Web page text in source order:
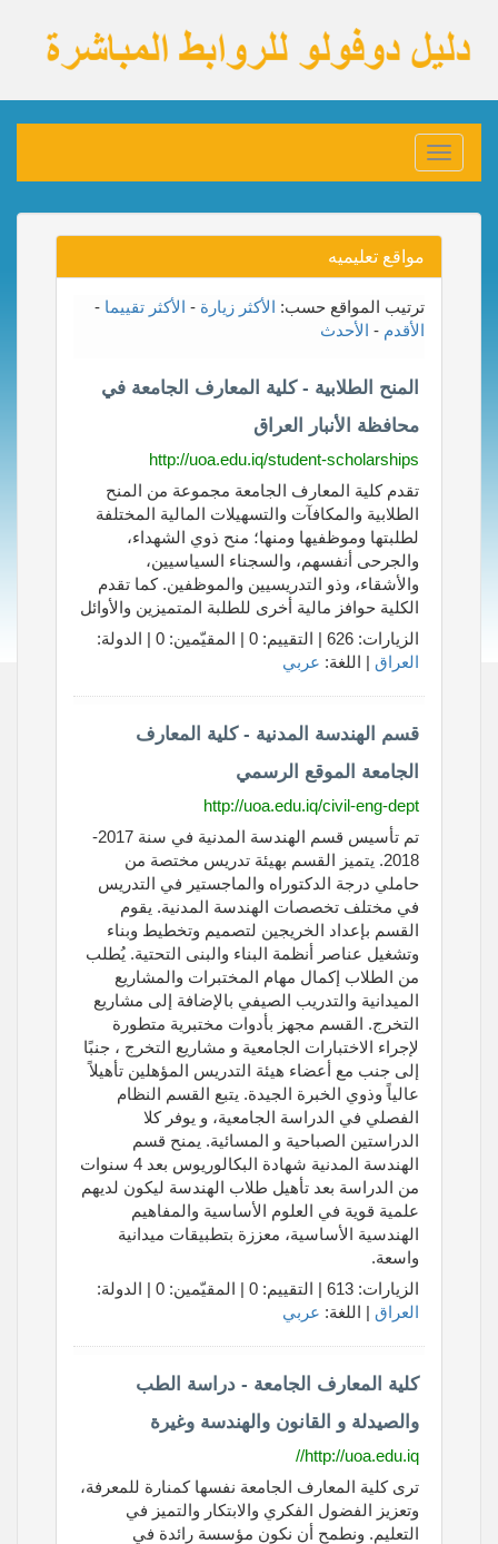
Toggle
navigation
مواقع تعليميه
ترتيب المواقع حسب: الأكثر زيارة - الأكثر تقييما -
الأقدم - الأحدث
المنح الطلابية - كلية المعارف الجامعة في
محافظة الأنبار العراق
http://uoa.edu.iq/student-scholarships
تقدم كلية المعارف الجامعة مجموعة من المنح
الطلابية والمكافآت والتسهيلات المالية المختلفة
لطلبتها وموظفيها ومنها؛ منح ذوي الشهداء،
والجرحى أنفسهم، والسجناء السياسيين،
والأشقاء، وذو التدريسيين والموظفين. كما تقدم
الكلية حوافز مالية أخرى للطلبة المتميزين والأوائل
الزيارات: 626 | التقييم: 0 | المقيّمين: 0 | الدولة:
العراق | اللغة: عربي
قسم الهندسة المدنية - كلية المعارف
الجامعة الموقع الرسمي
http://uoa.edu.iq/civil-eng-dept
تم تأسيس قسم الهندسة المدنية في سنة 2017-
2018. يتميز القسم بهيئة تدريس مختصة من
حاملي درجة الدكتوراه والماجستير في التدريس
في مختلف تخصصات الهندسة المدنية. يقوم
القسم بإعداد الخريجين لتصميم وتخطيط وبناء
وتشغيل عناصر أنظمة البناء والبنى التحتية. يُطلب
من الطلاب إكمال مهام المختبرات والمشاريع
الميدانية والتدريب الصيفي بالإضافة إلى مشاريع
التخرج. القسم مجهز بأدوات مختبرية متطورة
لإجراء الاختبارات الجامعية و مشاريع التخرج ، جنبًا
إلى جنب مع أعضاء هيئة التدريس المؤهلين تأهيلاً
عالياً وذوي الخبرة الجيدة. يتبع القسم النظام
الفصلي في الدراسة الجامعية، و يوفر كلا
الدراستين الصباحية و المسائية. يمنح قسم
الهندسة المدنية شهادة البكالوريوس بعد 4 سنوات
من الدراسة بعد تأهيل طلاب الهندسة ليكون لديهم
علمية قوية في العلوم الأساسية والمفاهيم
الهندسية الأساسية، معززة بتطبيقات ميدانية
واسعة.
الزيارات: 613 | التقييم: 0 | المقيّمين: 0 | الدولة:
العراق | اللغة: عربي
كلية المعارف الجامعة - دراسة الطب
والصيدلة و القانون والهندسة وغيرة
http://uoa.edu.iq//
ترى كلية المعارف الجامعة نفسها كمنارة للمعرفة،
وتعزيز الفضول الفكري والابتكار والتميز في
التعليم. ونطمح أن نكون مؤسسة رائدة في